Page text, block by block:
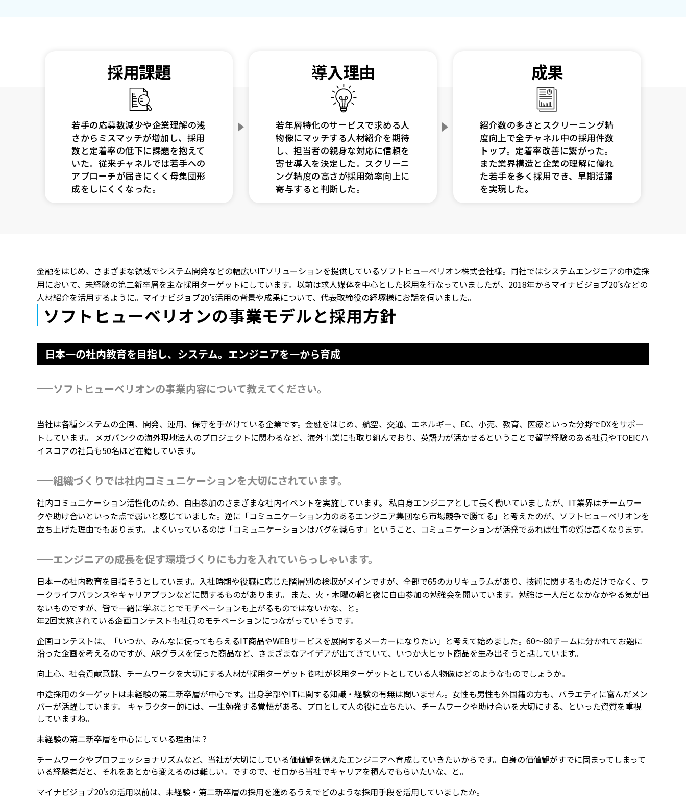
採用課題
若手の応募数減少や企業理解の浅
さからミスマッチが増加し、採用
数と定着率の低下に課題を抱えて
いた。従来チャネルでは若手への
アプローチが届きにくく母集団形
成をしにくくなった。
導入理由
若年層特化のサービスで求める人
物像にマッチする人材紹介を期待
し、担当者の親身な対応に信頼を
寄せ導入を決定した。スクリーニ
ング精度の高さが採用効率向上に
寄与すると判断した。
成果
紹介数の多さとスクリーニング精
度向上で全チャネル中の採用件数
トップ。定着率改善に繋がった。
また業界構造と企業の理解に優れ
た若手を多く採用でき、早期活躍
を実現した。
金融をはじめ、さまざまな領域でシステム開発などの幅広いITソリューションを提供しているソフトヒューベリオン株式会社様。同社ではシステムエンジニアの中途採
用において、未経験の第二新卒層を主な採用ターゲットにしています。以前は求人媒体を中心とした採用を行なっていましたが、2018年からマイナビジョブ20’sなどの
人材紹介を活用するように。マイナビジョブ20’s活用の背景や成果について、代表取締役の経塚様にお話を伺いました。
ソフトヒューベリオンの事業モデルと採用方針
日本一の社内教育を目指し、システム。エンジニアを一から育成
ソフトヒューベリオンの事業内容について教えてください。
当社は各種システムの企画、開発、運用、保守を手がけている企業です。金融をはじめ、航空、交通、エネルギー、EC、小売、教育、医療といった分野でDXをサポー
トしています。 メガバンクの海外現地法人のプロジェクトに関わるなど、海外事業にも取り組んでおり、英語力が活かせるということで留学経験のある社員やTOEICハ
イスコアの社員も50名ほど在籍しています。
組織づくりでは社内コミュニケーションを大切にされています。
社内コミュニケーション活性化のため、自由参加のさまざまな社内イベントを実施しています。 私自身エンジニアとして長く働いていましたが、IT業界はチームワー
クや助け合いといった点で弱いと感じていました。逆に「コミュニケーション力のあるエンジニア集団なら市場競争で勝てる」と考えたのが、ソフトヒューベリオンを
立ち上げた理由でもあります。 よくいっているのは「コミュニケーションはバグを減らす」ということ、コミュニケーションが活発であれば仕事の質は高くなります。
エンジニアの成長を促す環境づくりにも力を入れていらっしゃいます。
日本一の社内教育を目指そうとしています。入社時期や役職に応じた階層別の検収がメインですが、全部で65のカリキュラムがあり、技術に関するものだけでなく、ワ
ークライフバランスやキャリアプランなどに関するものがあります。 また、火・木曜の朝と夜に自由参加の勉強会を開いています。勉強は一人だとなかなかやる気が出
ないものですが、皆で一緒に学ぶことでモチベーションも上がるものではないかな、と。
年2回実施されている企画コンテストも社員のモチベーションにつながっていそうです。
企画コンテストは、「いつか、みんなに使ってもらえるIT商品やWEBサービスを展開するメーカーになりたい」と考えて始めました。60～80チームに分かれてお題に
沿った企画を考えるのですが、ARグラスを使った商品など、さまざまなアイデアが出てきていて、いつか大ヒット商品を生み出そうと話しています。
向上心、社会貢献意識、チームワークを大切にする人材が採用ターゲット 御社が採用ターゲットとしている人物像はどのようなものでしょうか。
中途採用のターゲットは未経験の第二新卒層が中心です。出身学部やITに関する知識・経験の有無は問いません。女性も男性も外国籍の方も、バラエティに富んだメン
バーが活躍しています。 キャラクター的には、一生勉強する覚悟がある、プロとして人の役に立ちたい、チームワークや助け合いを大切にする、といった資質を重視
していますね。
未経験の第二新卒層を中心にしている理由は？
チームワークやプロフェッショナリズムなど、当社が大切にしている価値観を備えたエンジニアへ育成していきたいからです。自身の価値観がすでに固まってしまって
いる経験者だと、それをあとから変えるのは難しい。ですので、ゼロから当社でキャリアを積んでもらいたいな、と。
マイナビジョブ20'sの活用以前は、未経験・第二新卒層の採用を進めるうえでどのような採用手段を活用していましたか。